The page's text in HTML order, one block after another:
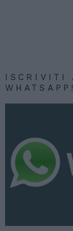
ISCRIVITI
WHATSAPP!